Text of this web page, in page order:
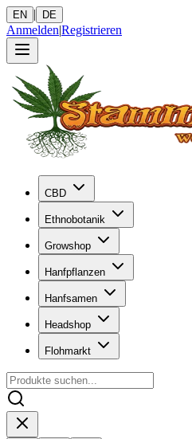
EN | DE
Anmelden|Registrieren
CBD
Ethnobotanik
Growshop
Hanfpflanzen
Hanfsamen
Headshop
Flohmarkt